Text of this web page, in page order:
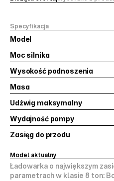
Model
Moc silnika
Wysokość podnoszenia
Masa
Udźwig maksymalny
Wydajność pompy
Zasięg do przodu
Specyfikacja
Model aktualny
Ładowarka o największym
parametrach w klasie 8 ton: